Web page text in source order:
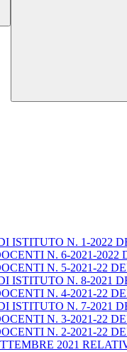
N. 1-2022
N. 6-2021-2022
N. 5-2021-22
N. 8-2021
N. 4-2021-22
N. 7-2021
N. 3-2021-22
N. 2-2021-22
2021